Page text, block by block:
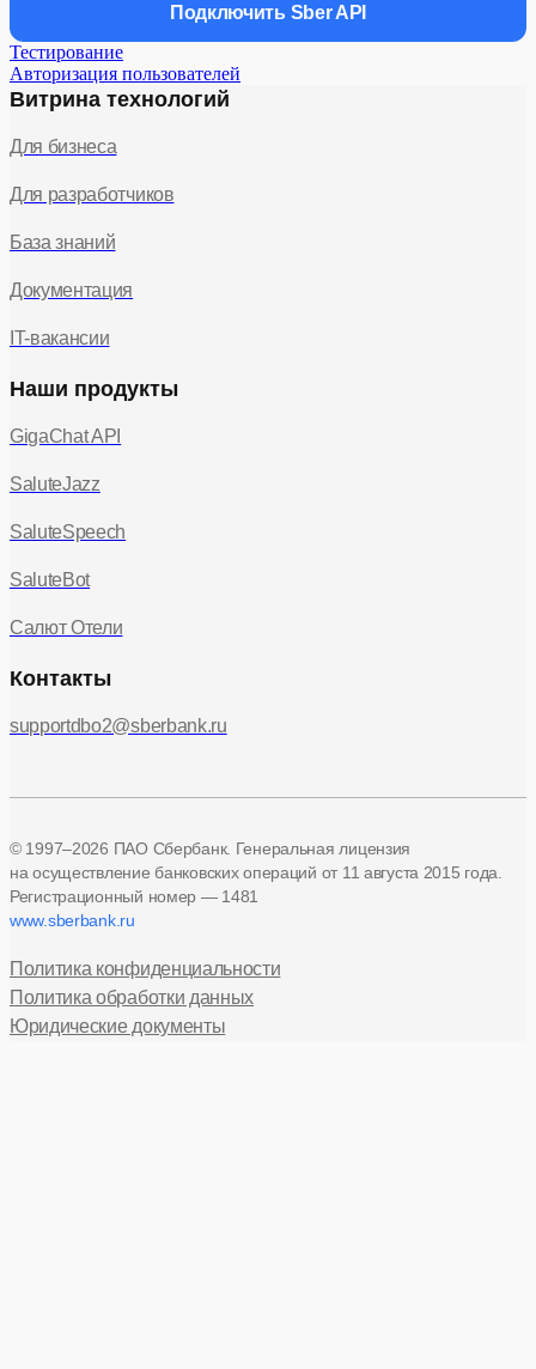
Подключить Sber API
Тестирование
Авторизация пользователей
Витрина технологий
Для бизнеса
Для разработчиков
База знаний
Документация
IT-вакансии
Наши продукты
GigaChat API
SaluteJazz
SaluteSpeech
SaluteBot
Салют Отели
Контакты
supportdbo2@sberbank.ru
© 1997–2026 ПАО Сбербанк. Генеральная лицензия
на осуществление банковских операций от 11 августа 2015 года.
Регистрационный номер — 1481
www.sberbank.ru
Политика конфиденциальности
Политика обработки данных
Юридические документы